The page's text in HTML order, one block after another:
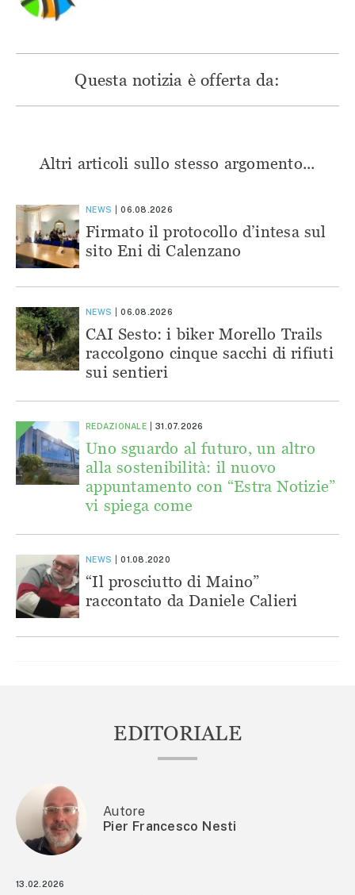
Questa notizia è offerta da:
Altri articoli sullo stesso argomento...
NEWS 06.08.2026
Firmato il protocollo d’intesa sul
sito Eni di Calenzano
NEWS 06.08.2026
CAI Sesto: i biker Morello Trails
raccolgono cinque sacchi di rifiuti
sui sentieri
REDAZIONALE 31.07.2026
Uno sguardo al futuro, un altro
alla sostenibilità: il nuovo
appuntamento con “Estra Notizie”
vi spiega come
NEWS 01.08.2020
“Il prosciutto di Maino”
raccontato da Daniele Calieri
EDITORIALE
Autore
Pier Francesco Nesti
13.02.2026